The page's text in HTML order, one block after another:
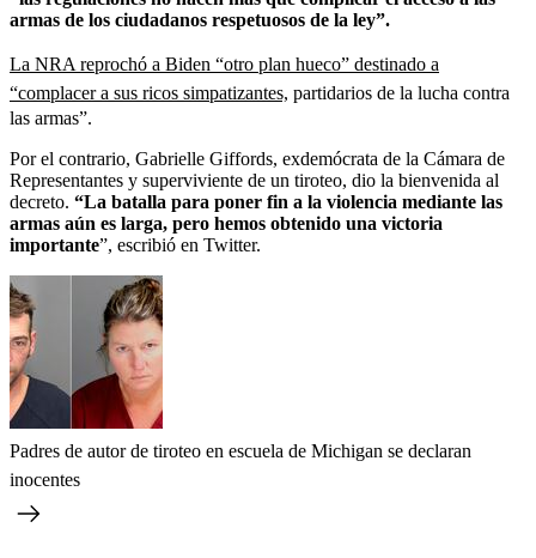
armas de los ciudadanos respetuosos de la ley”.
La NRA reprochó a Biden “otro plan hueco” destinado a
“complacer a sus ricos simpatizantes, partidarios de la lucha contra
las armas”.
Por el contrario, Gabrielle Giffords, exdemócrata de la Cámara de
Representantes y superviviente de un tiroteo, dio la bienvenida al
decreto. “La batalla para poner fin a la violencia mediante las
armas aún es larga, pero hemos obtenido una victoria
importante”, escribió en Twitter.
Padres de autor de tiroteo en escuela de Michigan se declaran
inocentes